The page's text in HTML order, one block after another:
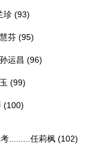
珍 (93)
芬 (95)
孙运昌 (96)
(99)
(100)
......... 任莉枫 (102)